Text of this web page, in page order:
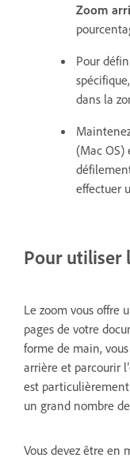
Zoom
Pour
dans la
(Mac OS)
effectuer
Pour utiliser
Le zoom vous offre
pages de votre
forme de main,
arrière et parcourir
est
un grand nombre
Vous devez être en